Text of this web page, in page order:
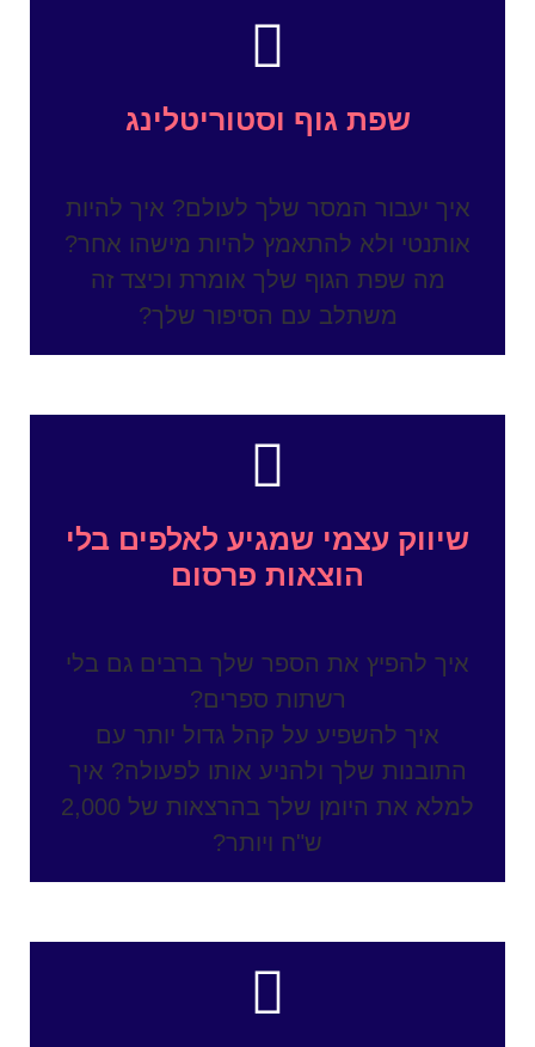
שפת גוף וסטוריטלינג
איך יעבור המסר שלך לעולם? איך להיות
אותנטי ולא להתאמץ להיות מישהו אחר?
מה שפת הגוף שלך אומרת וכיצד זה
משתלב עם הסיפור שלך?
שיווק עצמי שמגיע לאלפים בלי
הוצאות פרסום
איך להפיץ את הספר שלך ברבים גם בלי
רשתות ספרים?
איך להשפיע על קהל גדול יותר עם
התובנות שלך ולהניע אותו לפעולה? איך
למלא את היומן שלך בהרצאות של 2,000
ש"ח ויותר?